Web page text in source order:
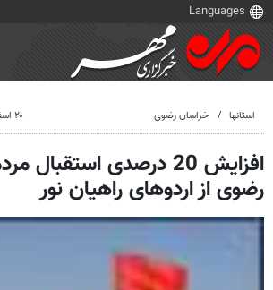
استانها خراسان رضوی ۲۰ اسفند ۱۳۸۸، ۱۷:۳۷
افزایش 20 درصدی
رضوی از اردوهای راهیان نور